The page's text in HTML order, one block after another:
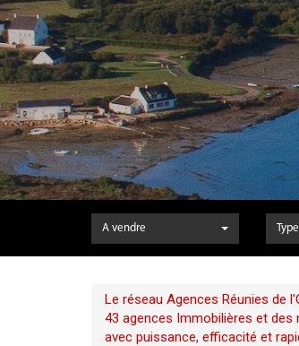
A vendre
Le réseau Agences Réunies de
43 agences Immobilières et des
avec puissance, efficacité et